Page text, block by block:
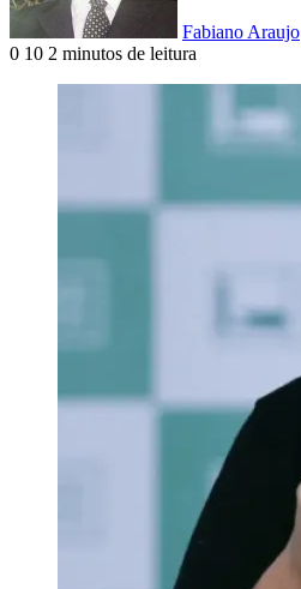
Fabiano Araujo
0 10 2 minutos de leitura